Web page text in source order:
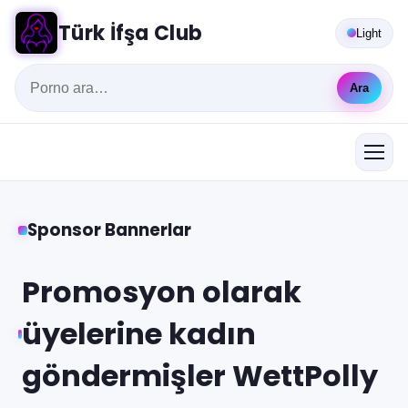
Türk İfşa Club
Ara
Light
Sponsor Bannerlar
Promosyon olarak
üyelerine kadın
göndermişler WettPolly